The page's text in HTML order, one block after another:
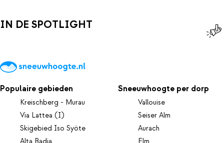
IN DE SPOTLIGHT
Populaire gebieden
Kreischberg - Murau
Via Lattea (I)
Skigebied Iso Syöte
Sneeuwhoogte per dorp
Vallouise
Seiser Alm
Aurach